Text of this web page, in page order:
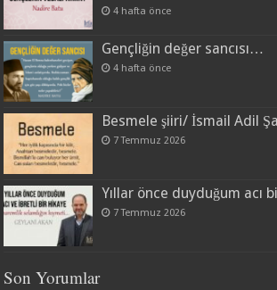
4 hafta önce
Gençliğin değer sancısı…
4 hafta önce
Besmele şiiri/ İsmail Adil
7 Temmuz 2026
Yıllar önce duyduğum acı
7 Temmuz 2026
Son Yorumlar